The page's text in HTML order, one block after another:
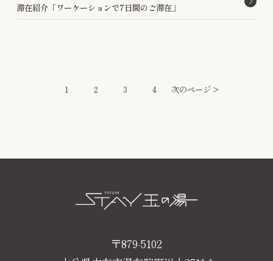
滞在紹介「ワーケーションで7日間のご滞在」
1 2 3 4 次のページ >
〒879-5102